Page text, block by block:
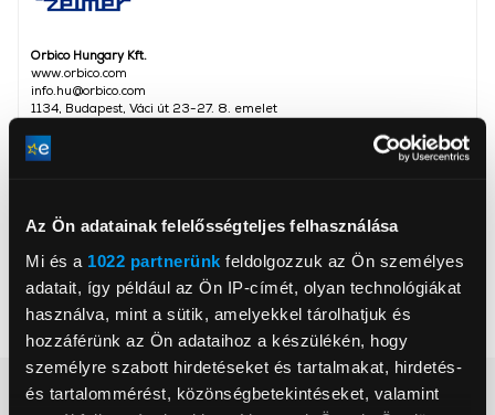
Az Ön adatainak felelősségteljes felhasználása
Mi és a 1022 partnerünk feldolgozzuk az Ön személyes
adatait, így például az Ön IP-címét, olyan technológiákat
használva, mint a sütik, amelyekkel tárolhatjuk és
hozzáférünk az Ön adataihoz a készülékén, hogy
személyre szabott hirdetéseket és tartalmakat, hirdetés-
és tartalommérést, közönségbetekintéseket, valamint
Orbico Hungary Kft.
www.orbico.com
info.hu@orbico.com
1134, Budapest, Váci út 23-27. 8. emelet
Fokozatállító
Igen
Szín
Fekete
Részletes ismertető